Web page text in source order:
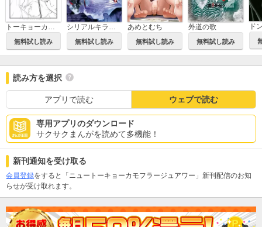
無料試し読み 無料試し読み
あめとむち
無料試し読み
外道の歌
無料試し読み
ド
読み方を選択
アプリで読む ウェブで読む
専用アプリのダウンロード
サクサクまんがを読めて多機能！
新刊通知を受け取る
会員登録をすると「ニュートーキョーカモフラージュアワー」新刊配信のお知
らせが受け取れます。